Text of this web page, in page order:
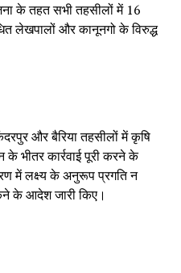
के तहत सभी तहसीलों में 16
लेखपालों और कानूनगो के विरुद्ध
और बैरिया तहसीलों में कृषि
भीतर कार्रवाई पूरी करने के
में लक्ष्य के अनुरूप प्रगति न
के आदेश जारी किए।